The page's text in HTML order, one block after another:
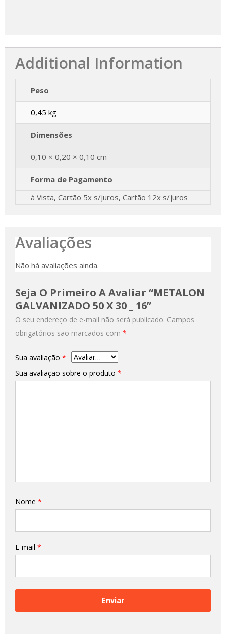
Additional Information
Peso
0,45 kg
Dimensões
0,10 × 0,20 × 0,10 cm
Forma de Pagamento
à Vista, Cartão 5x s/juros, Cartão 12x s/juros
Avaliações
Não há avaliações ainda.
Seja O Primeiro A Avaliar “METALON
GALVANIZADO 50 X 30 _ 16”
O seu endereço de e-mail não será publicado. Campos
obrigatórios são marcados com *
Sua avaliação *
Sua avaliação sobre o produto *
Nome *
E-mail *